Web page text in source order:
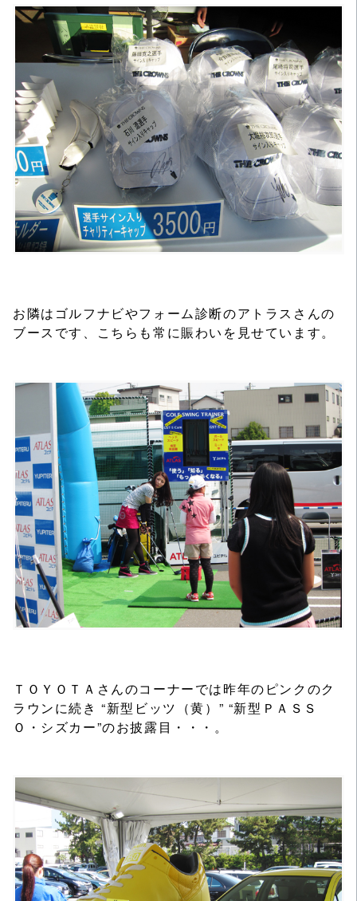
お隣はゴルフナビやフォーム診断のアトラスさんの
ブースです、こちらも常に賑わいを見せています。
ＴＯＹＯＴＡさんのコーナーでは昨年のピンクのク
ラウンに続き “新型ビッツ（黄）” “新型ＰＡＳＳ
Ｏ・シズカー”のお披露目・・・。